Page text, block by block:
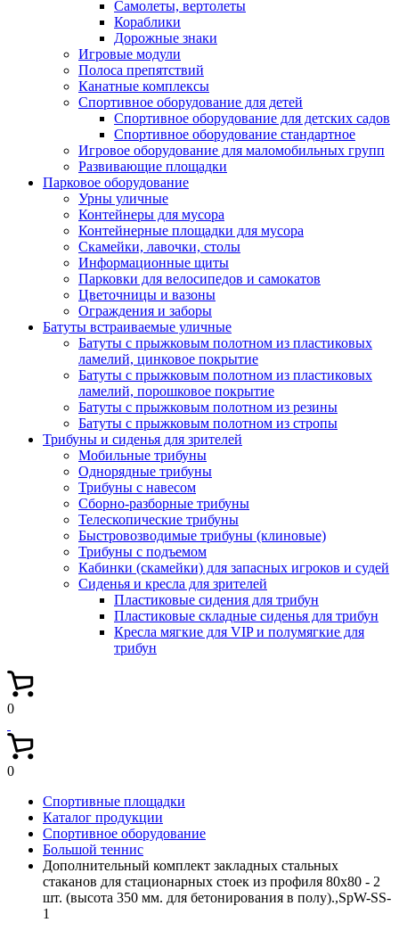
Самолеты, вертолеты
Кораблики
Дорожные знаки
Игровые модули
Полоса препятствий
Канатные комплексы
Спортивное оборудование для детей
Спортивное оборудование для детских садов
Спортивное оборудование стандартное
Игровое оборудование для маломобильных групп
Развивающие площадки
Парковое оборудование
Урны уличные
Контейнеры для мусора
Контейнерные площадки для мусора
Скамейки, лавочки, столы
Информационные щиты
Парковки для велосипедов и самокатов
Цветочницы и вазоны
Ограждения и заборы
Батуты встраиваемые уличные
Батуты с прыжковым полотном из пластиковых
ламелий, цинковое покрытие
Батуты с прыжковым полотном из пластиковых
ламелий, порошковое покрытие
Батуты с прыжковым полотном из резины
Батуты с прыжковым полотном из стропы
Трибуны и сиденья для зрителей
Мобильные трибуны
Однорядные трибуны
Трибуны с навесом
Сборно-разборные трибуны
Телескопические трибуны
Быстровозводимые трибуны (клиновые)
Трибуны с подъемом
Кабинки (скамейки) для запасных игроков и судей
Сиденья и кресла для зрителей
Пластиковые сидения для трибун
Пластиковые складные сиденья для трибун
Кресла мягкие для VIP и полумягкие для
трибун
0
0
Спортивные площадки
Каталог продукции
Спортивное оборудование
Большой теннис
Дополнительный комплект закладных стальных
стаканов для стационарных стоек из профиля 80х80 - 2
шт. (высота 350 мм. для бетонирования в полу).,SpW-SS-
1